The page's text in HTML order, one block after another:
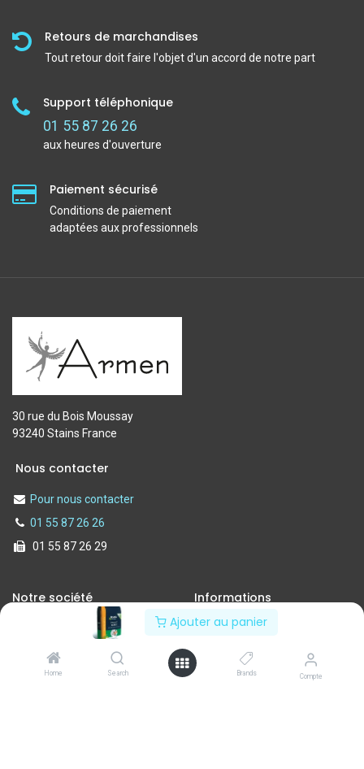
Ajouter au panier
Home Search Brands Compte
Retours de marchandises
Tout retour doit faire l'objet d'un accord de notre part
Support téléphonique
01 55 87 26 26
aux heures d'ouverture
Paiement sécurisé
Conditions de paiement
adaptées aux professionnels
30 rue du Bois Moussay
93240 Stains France
Nous contacter
Pour nous contacter
01 55 87 26 26
01 55 87 26 29
Notre société
Contactez-nous
Informations
Politique de confidentialité
Mentions légales